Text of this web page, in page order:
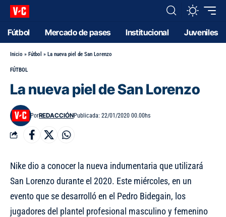
Fútbol Mercado de pases Institucional Juveniles
Inicio » Fútbol » La nueva piel de San Lorenzo
FÚTBOL
La nueva piel de San Lorenzo
PorREDACCIÓNPublicada: 22/01/2020 00.00hs
Nike dio a conocer la nueva indumentaria que utilizará
San Lorenzo durante el 2020. Este miércoles, en un
evento que se desarrolló en el Pedro Bidegain, los
jugadores del plantel profesional masculino y femenino